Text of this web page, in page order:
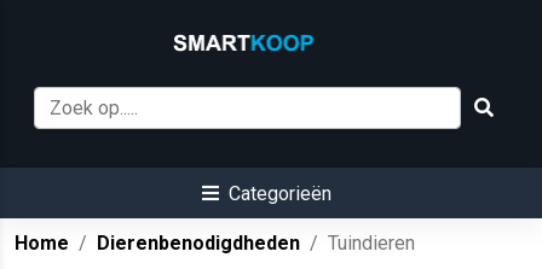
Categorieën
Home Dierenbenodigdheden Tuindieren